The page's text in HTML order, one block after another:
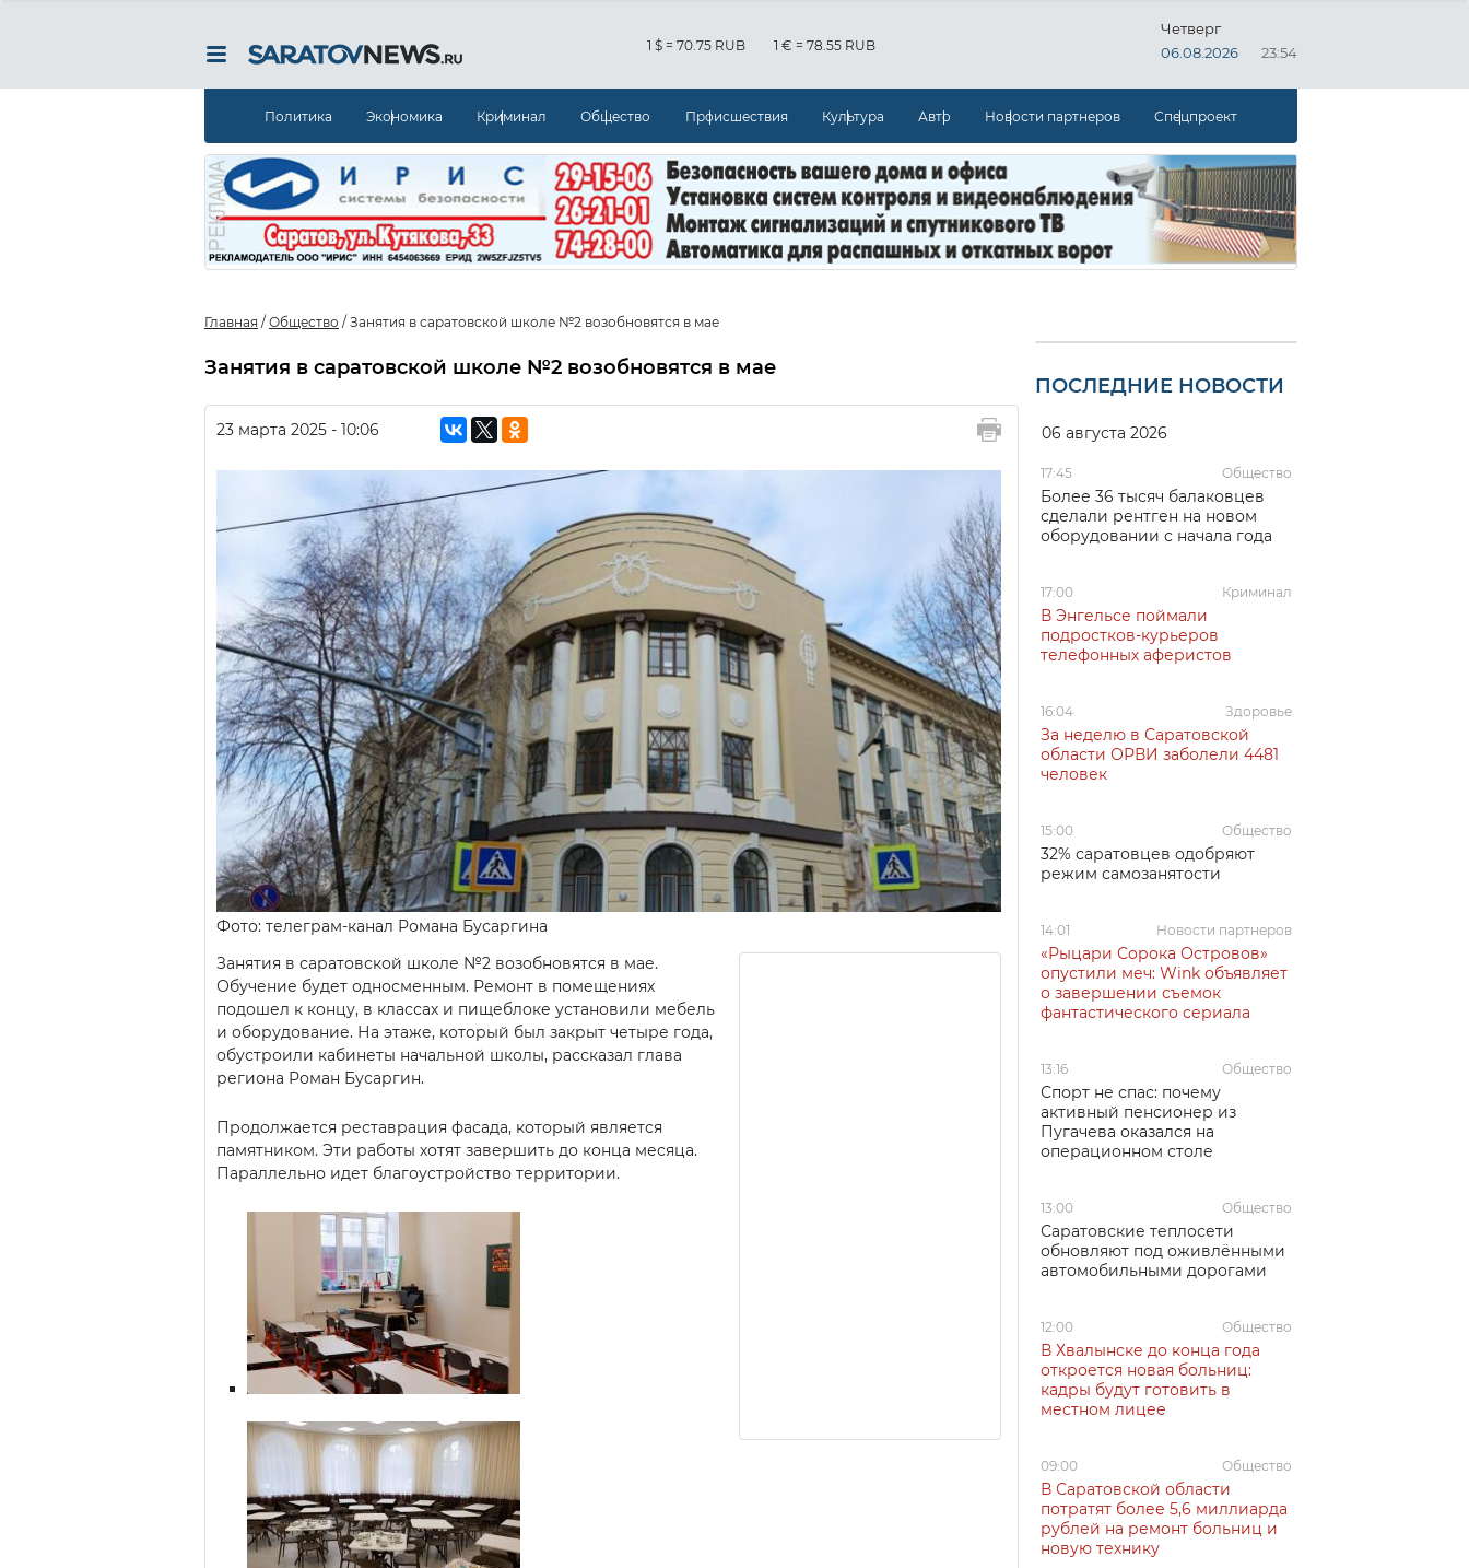
1 $ = 70.75 RUB 1 € = 78.55 RUB
Четверг
06.08.2026
23:54
Политика Экономика Криминал Общество Происшествия Культура Авто Новости партнеров Спецпроект
Главная / Общество / Занятия в саратовской школе №2 возобновятся в мае
Занятия в саратовской школе №2 возобновятся в мае
23 марта 2025 - 10:06
Фото: телеграм-канал Романа Бусаргина
Занятия в саратовской школе №2 возобновятся в мае.
Обучение будет односменным. Ремонт в помещениях
подошел к концу, в классах и пищеблоке установили мебель
и оборудование. На этаже, который был закрыт четыре года,
обустроили кабинеты начальной школы, рассказал глава
региона Роман Бусаргин.
Продолжается реставрация фасада, который является
памятником. Эти работы хотят завершить до конца месяца.
Параллельно идет благоустройство территории.
ПОСЛЕДНИЕ НОВОСТИ
06 августа 2026
17:45 Общество
Более 36 тысяч балаковцев
сделали рентген на новом
оборудовании с начала года
17:00 Криминал
В Энгельсе поймали
подростков-курьеров
телефонных аферистов
16:04 Здоровье
За неделю в Саратовской
области ОРВИ заболели 4481
человек
15:00 Общество
32% саратовцев одобряют
режим самозанятости
14:01 Новости партнеров
«Рыцари Сорока Островов»
опустили меч: Wink объявляет
о завершении съемок
фантастического сериала
13:16 Общество
Спорт не спас: почему
активный пенсионер из
Пугачева оказался на
операционном столе
13:00 Общество
Саратовские теплосети
обновляют под оживлёнными
автомобильными дорогами
12:00 Общество
В Хвалынске до конца года
откроется новая больниц:
кадры будут готовить в
местном лицее
09:00 Общество
В Саратовской области
потратят более 5,6 миллиарда
рублей на ремонт больниц и
новую технику